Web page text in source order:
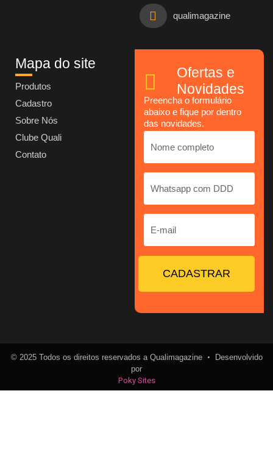
qualimagazine
Mapa do site
Produtos
Cadastro
Sobre Nós
Clube Quali
Contato
Ofertas e
Novidades
Preencha o formulário
abaixo e fique por dentro
das novidades.
CADASTRAR
© 2025 Todos os direitos reservados a Qualimagazine • Desenvolvido
por
Poky Sites